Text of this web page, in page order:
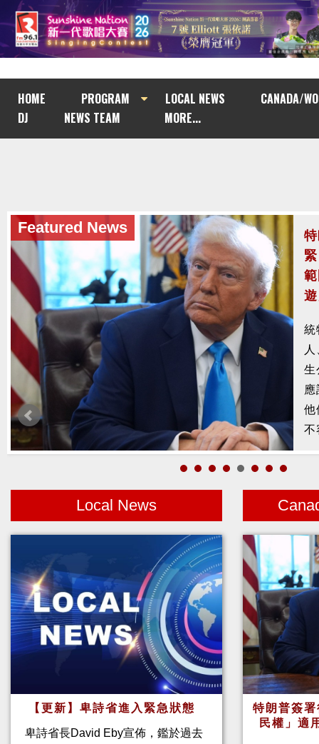
HOME PROGRAM LOCAL NEWS
CANADA/
DJ
NEWS TEAM MORE...
Featured News
槍
示
者
Local News
【更新】卑詩省進入緊急狀態
卑詩省長David Eby宣佈，鑑於過去
特朗普簽
民權」適